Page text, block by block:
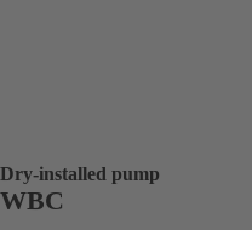
Dry-installed pump
WBC